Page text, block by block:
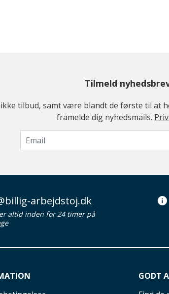
Tilmeld
tilbud, samt være blandt de første til
framelde dig nyhedsmails.
arbejdstoj.dk
altid inden for 24 timer på
GODT